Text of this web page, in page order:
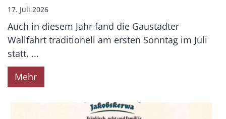
17. Juli 2026
Auch in diesem Jahr fand die Gaustadter
Wallfahrt traditionell am ersten Sonntag im Juli
statt. ...
Mehr